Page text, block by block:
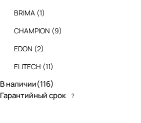
BRIMA (1)
CHAMPION (9)
EDON (2)
ELITECH (11)
ENERGOLUX
В наличии(116)
Гарантийный срок
?